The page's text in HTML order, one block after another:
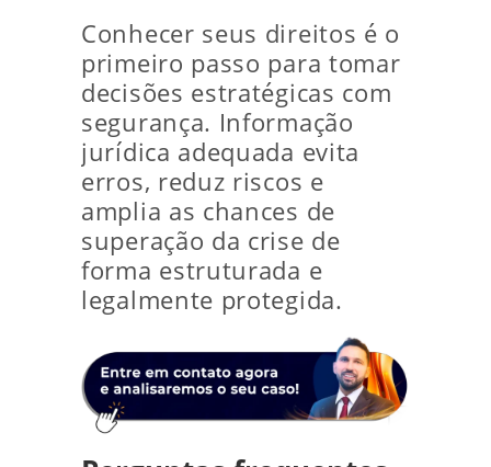
Conhecer seus direitos é o
primeiro passo para tomar
decisões estratégicas com
segurança. Informação
jurídica adequada evita
erros, reduz riscos e
amplia as chances de
superação da crise de
forma estruturada e
legalmente protegida.